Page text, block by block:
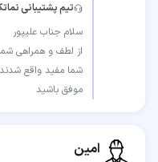
تیم پشتیبانی
از لطف و همراهی
موفق باشید
امین